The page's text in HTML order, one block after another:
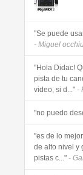
"Se puede
- Miguel
"Hola Didac!
pista de tu
video, si d..." -
"no puedo
"es de lo
de alto nivel y
pistas c..." -